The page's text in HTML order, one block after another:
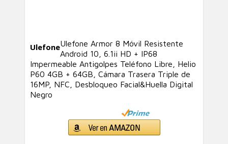
UlefoneUlefone Armor 8 Móvil Resistente
Android 10, 6.1ii HD + IP68
Impermeable Antigolpes Teléfono Libre, Helio
P60 4GB + 64GB, Cámara Trasera Triple de
16MP, NFC, Desbloqueo Facial&Huella Digital
Negro